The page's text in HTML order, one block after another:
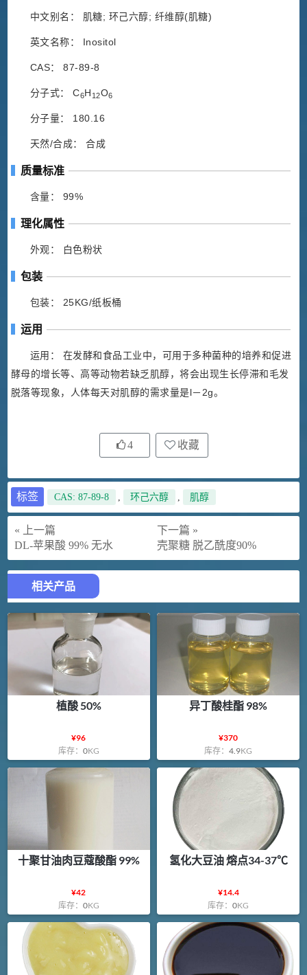
中文别名： 肌糖; 环己六醇; 纤维醇(肌糖)
英文名称： Inositol
CAS： 87-89-8
分子式： C6H 12O6
分子量： 180.16
天然/合成： 合成
质量标准
含量： 99%
理化属性
外观： 白色粉状
包装
包装： 25KG/纸板桶
运用
运用： 在发酵和食品工业中，可用于多种菌种的培养和促进
酵母的增长等、高等动物若缺乏肌醇，将会出现生长停滞和毛发
脱落等现象，人体每天对肌醇的需求量是l－2g。
4 收藏
标签 CAS: 87-89-8 , 环己六醇 , 肌醇
« 上一篇
DL-苹果酸 99% 无水
下一篇 »
壳聚糖 脱乙酰度90%
相关产品
植酸 50%
¥96
库存： 0KG
异丁酸桂酯 98%
¥370
库存：4.9KG
十聚甘油肉豆蔻酸酯 99%
¥42
库存： 0KG
氢化大豆油 熔点34-37℃
¥14.4
库存：0KG